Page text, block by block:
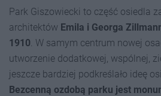
Park Giszowiecki to część osiedla
architektów Emila i Georga
1910 . W samym centrum nowej
utworzenie dodatkowej, wspólnej,
jeszcze bardziej podkreślało ideę
Bezcenną ozdobą parku jest